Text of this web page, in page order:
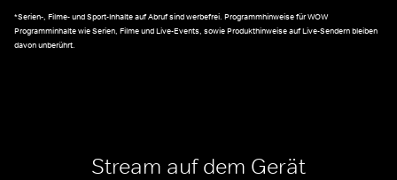
*Serien-, Filme- und Sport-Inhalte auf Abruf sind werbefrei. Programmhinweise für WOW
Programminhalte wie Serien, Filme und Live-Events, sowie Produkthinweise auf Live-Sendern bleiben
davon unberührt.
Stream auf dem Gerät